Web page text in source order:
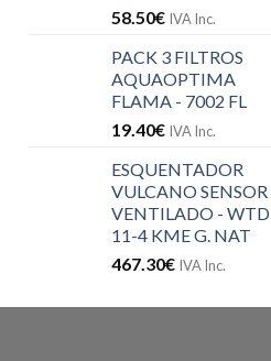
58.50€ IVA Inc.
PACK 3 FILTROS
AQUAOPTIMA
FLAMA - 7002 FL
19.40€ IVA Inc.
ESQUENTADOR
VULCANO SENSOR
VENTILADO - WTD
11-4 KME G. NAT
467.30€ IVA Inc.